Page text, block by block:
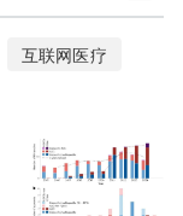
互联网医疗
科技部
畅销药物